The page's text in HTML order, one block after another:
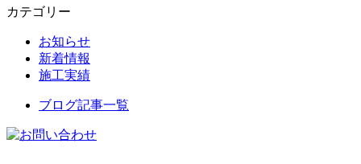
カテゴリー
お知らせ
新着情報
施工実績
ブログ記事一覧